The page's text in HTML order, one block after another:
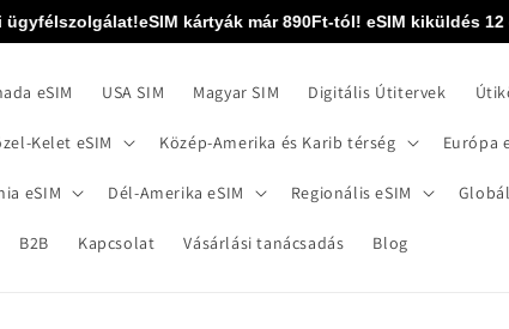
eSIM kártyák már 890Ft-tól! eSIM kiküldés 12
eSIM USA SIM Magyar SIM Digitális Útitervek
Kelet eSIM Közép-Amerika és Karib térség Európa
eSIM Dél-Amerika eSIM Regionális eSIM
B2B Kapcsolat Vásárlási tanácsadás Blog